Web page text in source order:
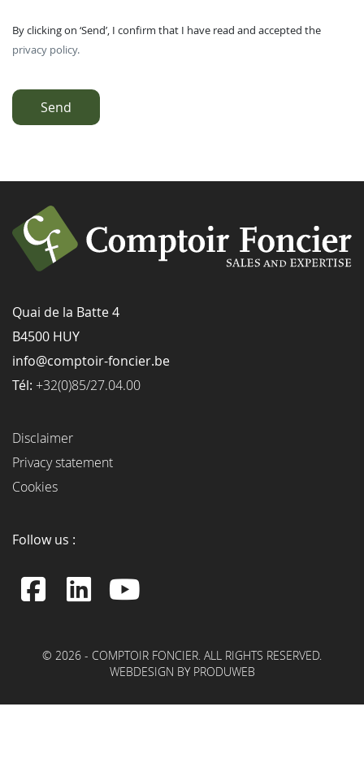
By clicking on ‘Send’, I confirm that I have read and accepted the
privacy policy.
Send
Quai de la Batte 4
B4500 HUY
info@comptoir-foncier.be
Tél: +32(0)85/27.04.00
Disclaimer
Privacy statement
Cookies
Follow us :
© 2026 - COMPTOIR FONCIER. ALL RIGHTS RESERVED.
WEBDESIGN BY PRODUWEB